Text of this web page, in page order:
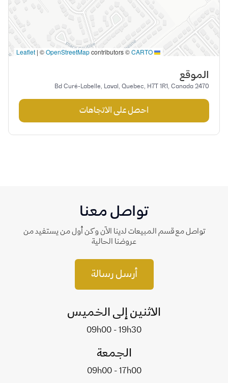
| ©OpenStreetMapcontributors ©CARTO
الموقع
2470 Bd Curé-Labelle, Laval, Quebec, H7T 1R1, Canada
احصل على الاتجاهات
تواصل معنا
تواصل مع قسم المبيعات لدينا الآن وكن أول من يستفيد من
عروضنا الحالية
أرسل رسالة
الاثنين إلى الخميس
09h00 - 19h30
الجمعة
09h00 - 17h00